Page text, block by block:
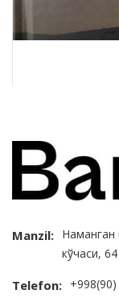
Manzil:
кўчаси,
Telefon: